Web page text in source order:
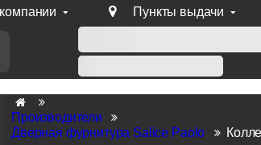
Пункты выдачи
от 50 тыс. руб продукции Venezia,
Производители
Дверная фурнитура Salice Paolo